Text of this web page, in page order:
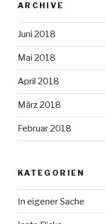
ARCHIVE
Juni 2018
Mai 2018
April 2018
März 2018
Februar 2018
KATEGORIEN
In eigener Sache